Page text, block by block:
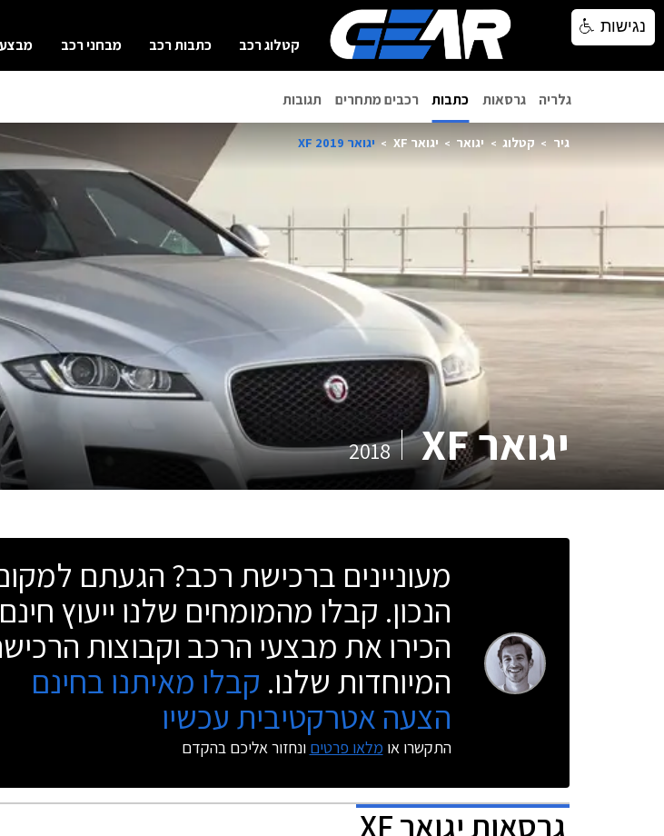
קטלוג רכב כתבות רכב מבחני רכב
גלריה גרסאות כתבות רכבים מתחרים תגובות
גיר קטלוג יגואר יגואר XF יגואר XF 2019
יגואר XF 2018
מעוניינים ברכישת רכב? הגעתם
הנכון. קבלו מהמומחים שלנו ייעוץ
הכירו את מבצעי הרכב וקבוצות
המיוחדות שלנו. קבלו מאיתנו בחינם
הצעה אטרקטיבית עכשיו
התקשרו או מלאו פרטים ונחזור אליכם בהקדם
גרסאותיגואר XF
נגישות
נגישות